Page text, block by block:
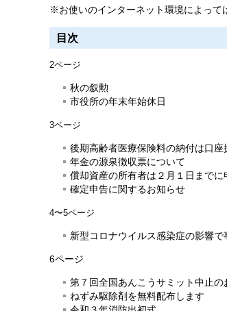
※お使いのインターネット環境によって
目次
2ページ
秋の叙勲
市役所の年末年始休日
3ページ
後期高齢者医療保険料の納付は口座
年金の源泉徴収票について
償却資産の所有者は２月１日までに
確定申告に関するお知らせ
4〜5ページ
新型コロナウイルス感染症の影響
6ページ
第７回全国あんこうサミット中止の
ねずみ駆除剤を無料配布します